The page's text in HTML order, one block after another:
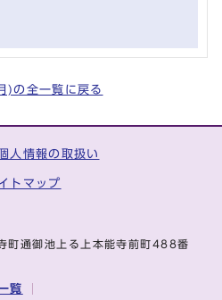
の全一覧に戻る
人情報の取扱い
トマップ
通御池上る上本能寺前町488番
覧